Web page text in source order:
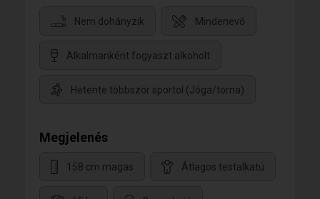
Nem dohányzik Mindenevő
Alkalmanként fogyaszt alkoholt
Hetente többször sportol (Jóga/torna)
Megjelenés
158 cm magas Átlagos testalkatú